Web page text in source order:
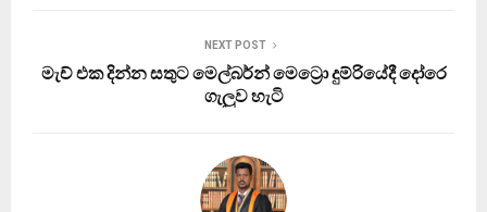
NEXT POST
මැච් එක දින්න සතුට මෙල්බර්න් මෙට්‍රො දුම්රියේදී දෝරෙ
ගැලුව හැටි